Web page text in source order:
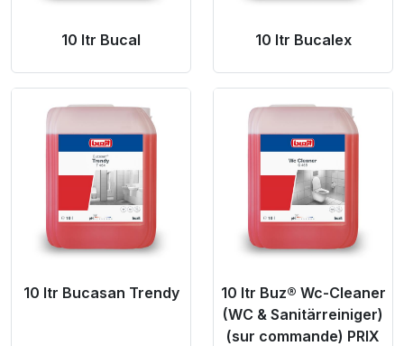
10 ltr Bucal 10 ltr Bucalex
Product Link
10 ltr Bucasan Trendy
Product Link
10 ltr Buz® Wc-Cleaner
(WC & Sanitärreiniger)
(sur commande) PRIX